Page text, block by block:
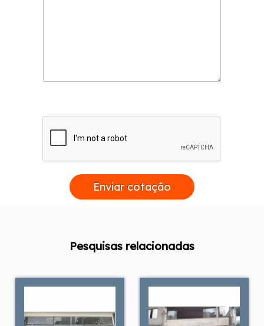
Enviar cotação
Pesquisas relacionadas